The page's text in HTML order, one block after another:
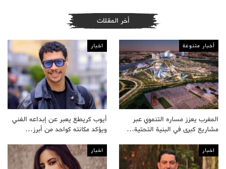
أخر المقلات
أخبار متنوعة
المغرب يعزز مساره التنموي عبر
مشاريع كبرى في البنية التحتية…
اخبار
أيوب كريطع يعبر عن إبداعه الفني
ويؤكد مكانته كواحد من أبرز…
اخبار اخبار